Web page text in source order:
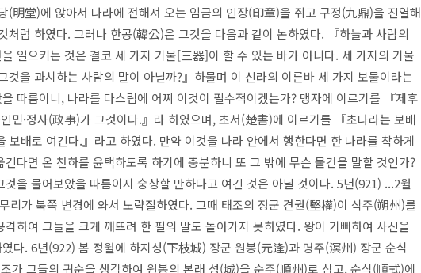
(明堂)에 앉아서 나라에 전해져 오는 임금의 인장(印章)을 쥐고 구정(九鼎)을 진열해
처럼 하였다. 그러나 한공(韓公)은 그것을 다음과 같이 논하였다. 『하늘과 사람의
일으키는 것은 결코 세 가지 기물[三器]이 할 수 있는 바가 아니다. 세 가지의 기물
것을 과시하는 사람의 말이 아닐까?』하물며 이 신라의 이른바 세 가지 보물이라는
따름이니, 나라를 다스림에 어찌 이것이 필수적이겠는가? 맹자에 이르기를 『제후
민·정사(政事)가 그것이다.』라 하였으며, 초서(楚書)에 이르기를 『초나라는 보배
보배로 여긴다.』라고 하였다. 만약 이것을 나라 안에서 행한다면 한 나라를 착하게
다면 온 천하를 윤택하도록 하기에 충분하니 또 그 밖에 무슨 물건을 말할 것인가?
을 물어보았을 따름이지 숭상할 만하다고 여긴 것은 아닐 것이다. 5년(921) ...2월
리가 북쪽 변경에 와서 노략질하였다. 그때 태조의 장군 견권(堅權)이 삭주(朔州)를
하여 그들을 크게 깨뜨려 한 필의 말도 돌아가지 못하였다. 왕이 기뻐하여 사신을
다. 6년(922) 봄 정월에 하지성(下枝城) 장군 원봉(元逢)과 명주(溟州) 장군 순식
가 그들의 귀순을 생각하여 원봉의 본래 성(城)을 순주(順州)로 삼고, 순식(順式)에